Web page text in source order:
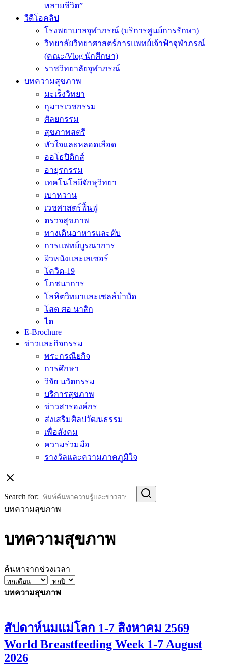
หลายชีวิต”
วีดีโอคลิป
โรงพยาบาลจุฬาภรณ์ (บริการศูนย์การรักษา)
วิทยาลัยวิทยาศาสตร์การแพทย์เจ้าฟ้าจุฬาภรณ์
(คณะ/Vlog นักศึกษา)
ราชวิทยาลัยจุฬาภรณ์
บทความสุขภาพ
มะเร็งวิทยา
กุมารเวชกรรม
ศัลยกรรม
สุขภาพสตรี
หัวใจและหลอดเลือด
ออโธปิดิกส์
อายุรกรรม
เทคโนโลยีจักษุวิทยา
เบาหวาน
เวชศาสตร์ฟื้นฟู
ตรวจสุขภาพ
ทางเดินอาหารและตับ
การแพทย์บูรณาการ
ผิวหนังและเลเซอร์
โควิด-19
โภชนาการ
โลหิตวิทยาและเซลล์บำบัด
โสต ศอ นาสิก
ไต
E-Brochure
ข่าวและกิจกรรม
พระกรณียกิจ
การศึกษา
วิจัย นวัตกรรม
บริการสุขภาพ
ข่าวสารองค์กร
ส่งเสริมศิลปวัฒนธรรม
เพื่อสังคม
ความร่วมมือ
รางวัลและความภาคภูมิใจ
Search for:
บทความสุขภาพ
บทความสุขภาพ
ค้นหาจากช่วงเวลา
บทความสุขภาพ
สัปดาห์นมแม่โลก 1-7 สิงหาคม 2569
World Breastfeeding Week 1-7 August
2026